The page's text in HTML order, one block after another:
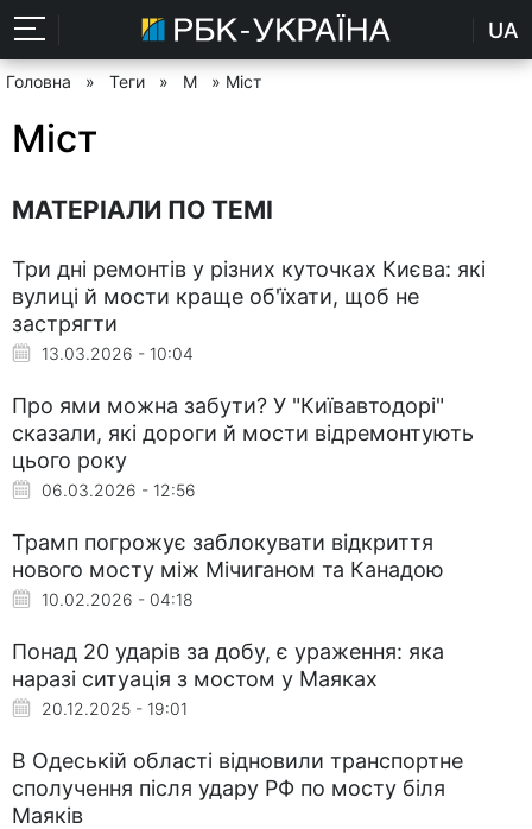
UA
Головна » Теги » М » Міст
Міст
МАТЕРІАЛИ ПО ТЕМІ
Три дні ремонтів у різних куточках Києва: які
вулиці й мости краще об'їхати, щоб не
застрягти
13.03.2026 - 10:04
Про ями можна забути? У "Київавтодорі"
сказали, які дороги й мости відремонтують
цього року
06.03.2026 - 12:56
Трамп погрожує заблокувати відкриття
нового мосту між Мічиганом та Канадою
10.02.2026 - 04:18
Понад 20 ударів за добу, є ураження: яка
наразі ситуація з мостом у Маяках
20.12.2025 - 19:01
В Одеській області відновили транспортне
сполучення після удару РФ по мосту біля
Маяків